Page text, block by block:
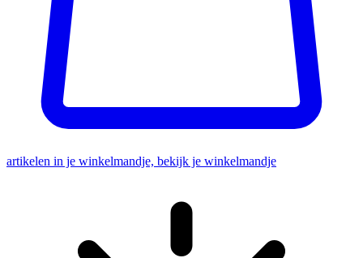
artikelen in je winkelmandje, bekijk je winkelmandje